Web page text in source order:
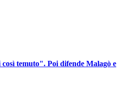
temuto". Poi difende Malagò e